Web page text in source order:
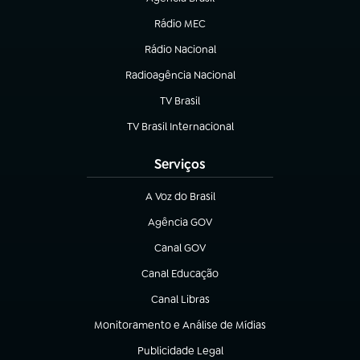
(abre em nova aba)
Rádio MEC
(abre em nova aba)
Rádio Nacional
Radioagência Nacional
(abre em nova aba)
TV Brasil
(abre em nova aba)
TV Brasil Internacional
(abre em nova aba)
Serviços
A Voz do Brasil
(abre em nova aba)
Agência GOV
(abre em nova aba)
Canal GOV
(abre em nova aba)
Canal Educação
(abre em nova aba)
Canal Libras
(abre em nova aba)
Monitoramento e Análise de Mídias
(abre em nova aba)
Publicidade Legal
(abre em nova aba)